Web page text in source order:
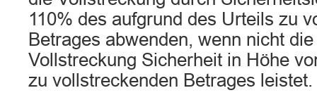
110% des aufgrund des Urteils zu
Betrages abwenden, wenn nicht
Vollstreckung Sicherheit in Höhe
zu vollstreckenden Betrages leistet.